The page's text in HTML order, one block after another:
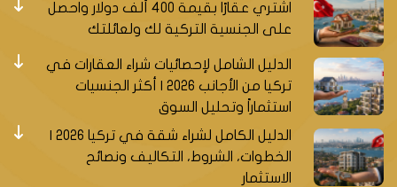
اشتري عقارًا بقيمة 400 ألف دولار واحصل
على الجنسية التركية لك ولعائلتك
الدليل الشامل لإحصائيات شراء العقارات في
تركيا من الأجانب 2026 | أكثر الجنسيات
استثماراً وتحليل السوق
الخطوات، الشروط، التكاليف ونصائح
الاستثمار